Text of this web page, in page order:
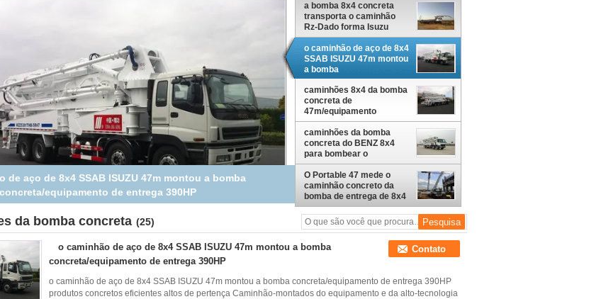
de aço de 8x4 SSAB ISUZU 47m montou a bomba
concreta/equipamento de entrega 390HP
a bomba 8x4 concreta
transporta o caminhão
Rz-Dado forma Isuzu
287kW do crescimento de
47m
o caminhão de aço de 8x4
SSAB ISUZU 47m montou
a bomba
concreta/equipamento de
entrega 390HP
caminhões 8x4 da bomba
concreta de
47m/equipamento
bombeamento do cimento
com sistema de
refrigeração
caminhões da bomba
concreta do BENZ 8x4
para bombear o
equipamento concreto
47m
O Portable 47 mede o
caminhão concreto da
bomba de entrega de 8x4
390HP montado
da bomba concreta (25)
o caminhão de aço de 8x4 SSAB ISUZU 47m montou a bomba
concreta/equipamento de entrega 390HP
Contato
o caminhão de aço de 8x4 SSAB ISUZU 47m montou a bomba concreta/equipamento de entrega 390HP
produtos concretos eficientes altos de pertença Caminhão-montados do equipamento e da alto-tecnologia